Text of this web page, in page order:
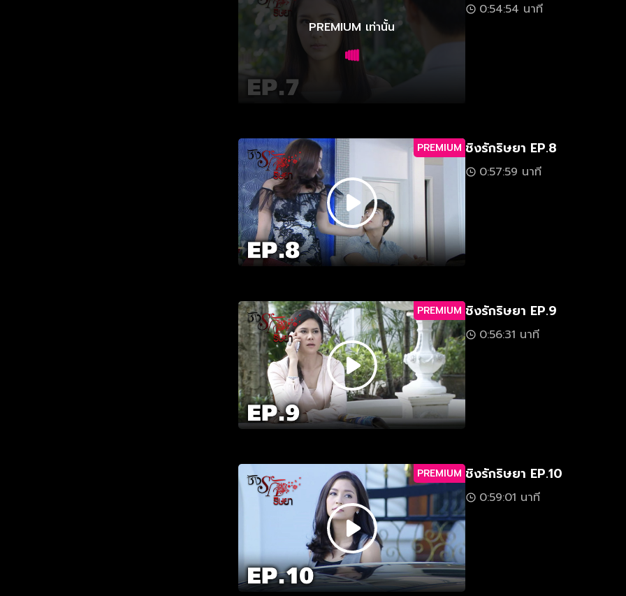
PREMIUM เท่านั้น
0:54:54 นาที
PREMIUM ชิงรักริษยา EP.8
0:57:59 นาที
PREMIUM ชิงรักริษยา EP.9
0:56:31 นาที
PREMIUM ชิงรักริษยา EP.10
0:59:01 นาที